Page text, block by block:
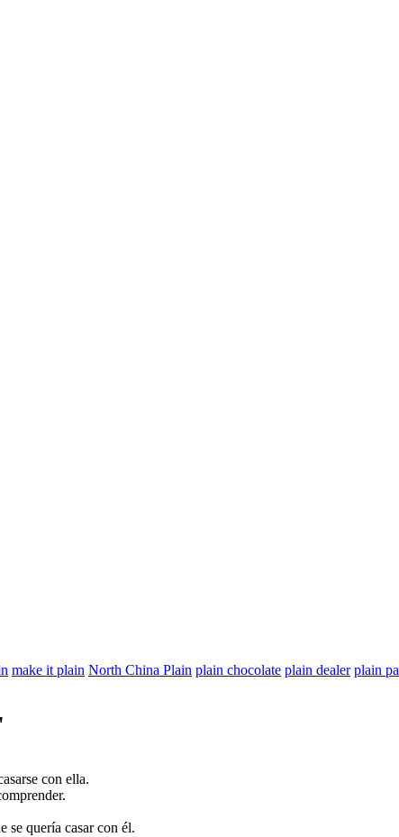
make it plain North China Plain plain chocolate plain dealer plain
con ella.
se quería casar con él.